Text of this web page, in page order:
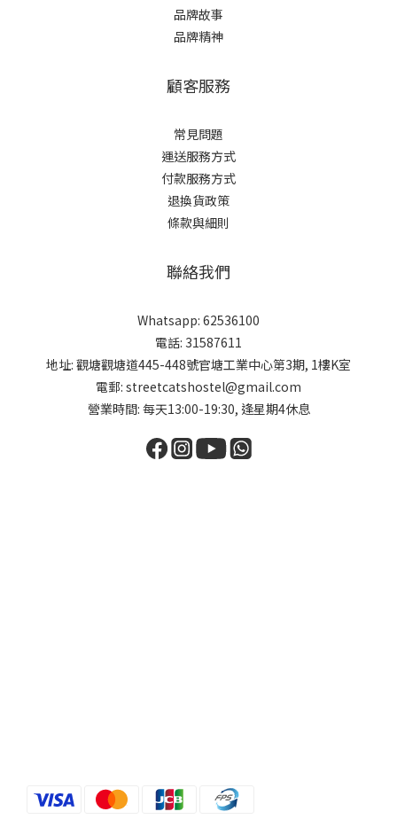
品牌故事
品牌精神
顧客服務
常見問題
運送服務方式
付款服務方式
退換貨政策
條款與細則
聯絡我們
Whatsapp: 62536100
電話: 31587611
地址: 觀塘觀塘道445-448號官塘工業中心第3期, 1樓K室
電郵: streetcatshostel@gmail.com
營業時間: 每天13:00-19:30, 逢星期4休息